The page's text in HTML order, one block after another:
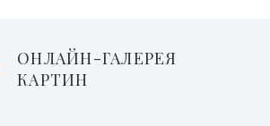
ОНЛАЙН-ГАЛЕРЕЯ
КАРТИН